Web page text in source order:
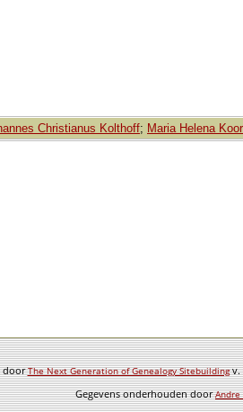
Christianus Kolthoff; Maria Helena
doorThe Next Generation of Genealogy Sitebuildingv.
Gegevens onderhouden doorAndre